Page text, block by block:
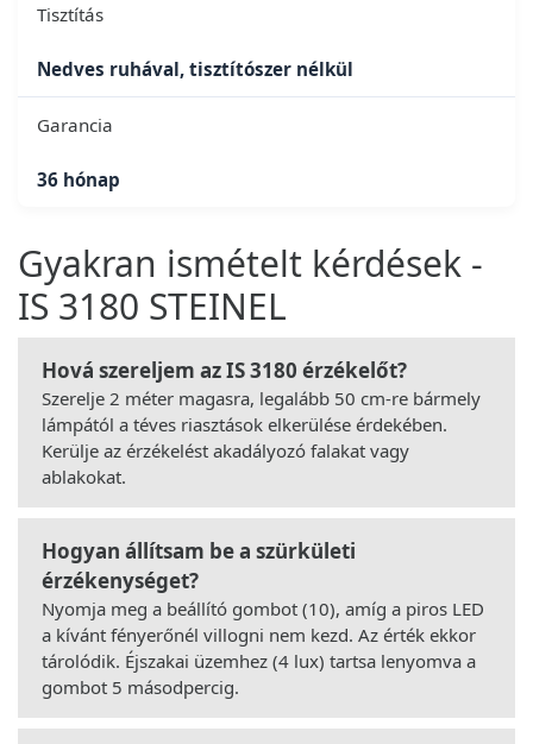
Tisztítás
Nedves ruhával, tisztítószer nélkül
Garancia
36 hónap
Gyakran ismételt kérdések -
IS 3180 STEINEL
Hová szereljem az IS 3180 érzékelőt?
Szerelje 2 méter magasra, legalább 50 cm-re bármely
lámpától a téves riasztások elkerülése érdekében.
Kerülje az érzékelést akadályozó falakat vagy
ablakokat.
Hogyan állítsam be a szürkületi
érzékenységet?
Nyomja meg a beállító gombot (10), amíg a piros LED
a kívánt fényerőnél villogni nem kezd. Az érték ekkor
tárolódik. Éjszakai üzemhez (4 lux) tartsa lenyomva a
gombot 5 másodpercig.